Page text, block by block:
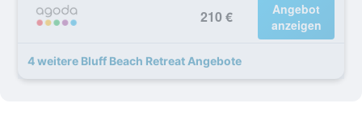
210 €
Angebot
anzeigen
4 weitere Bluff Beach Retreat Angebote